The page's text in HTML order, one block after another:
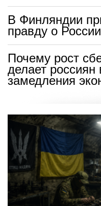
В Финляндии
правду о России
Почему рост
делает
замедления